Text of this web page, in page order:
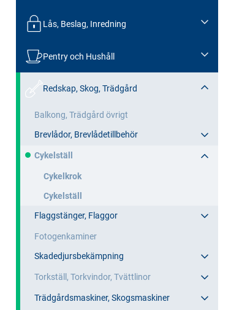
Lås, Beslag, Inredning
Pentry och Hushåll
Redskap, Skog, Trädgård
Balkong, Trädgård övrigt
Brevlådor, Brevlådetillbehör
Cykelställ
Cykelkrok
Cykelställ
Flaggstänger, Flaggor
Fotogenkaminer
Skadedjursbekämpning
Torkställ, Torkvindor, Tvättlinor
Trädgårdsmaskiner, Skogsmaskiner